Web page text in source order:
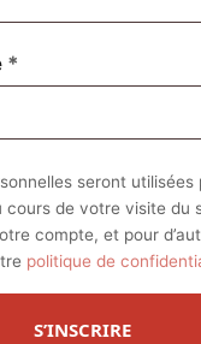
*
seront utilisées
cours de votre visite du
compte, et pour
politique de
S’INSCRIRE